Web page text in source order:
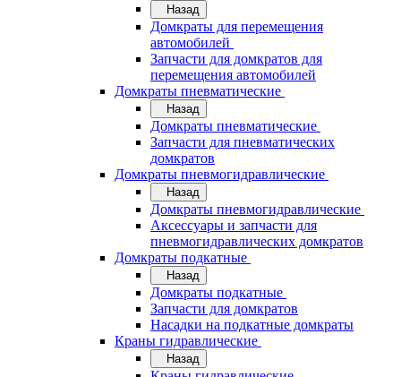
Назад
Домкраты для перемещения
автомобилей
Запчасти для домкратов для
перемещения автомобилей
Домкраты пневматические
Назад
Домкраты пневматические
Запчасти для пневматических
домкратов
Домкраты пневмогидравлические
Назад
Домкраты пневмогидравлические
Аксессуары и запчасти для
пневмогидравлических домкратов
Домкраты подкатные
Назад
Домкраты подкатные
Запчасти для домкратов
Насадки на подкатные домкраты
Краны гидравлические
Назад